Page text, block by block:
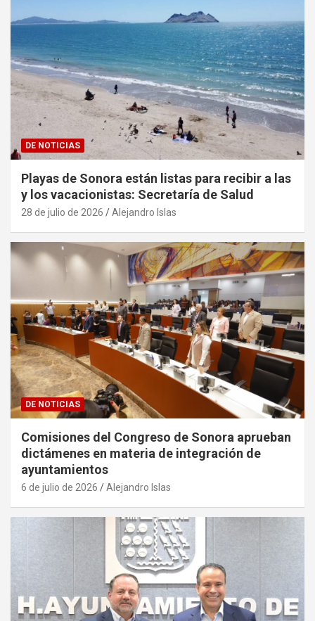
DE NOTICIAS
Playas de Sonora están listas para recibir a las
y los vacacionistas: Secretaría de Salud
28 de julio de 2026 Alejandro Islas
DE NOTICIAS
Comisiones del Congreso de Sonora aprueban
dictámenes en materia de integración de
ayuntamientos
6 de julio de 2026 Alejandro Islas